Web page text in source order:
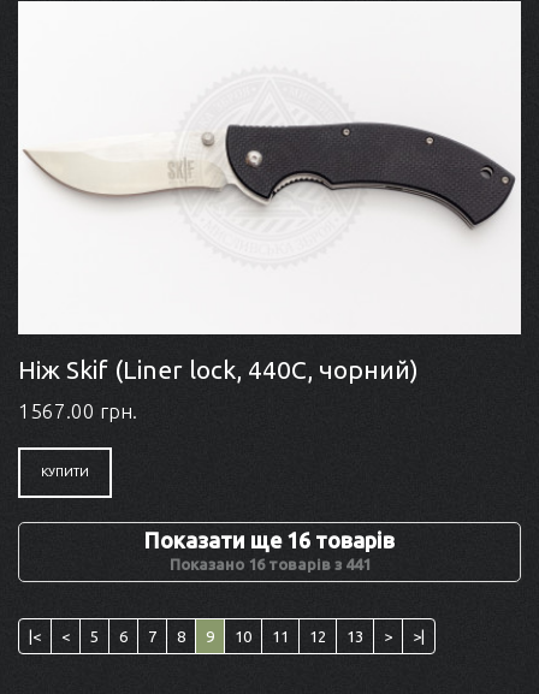
Ніж Skif (Liner lock, 440C, чорний)
1567.00 грн.
КУПИТИ
Показати ще 16 товарів
Показано 16 товарів з 441
|< < 5 6 7 8 9 10 11 12 13 > >|